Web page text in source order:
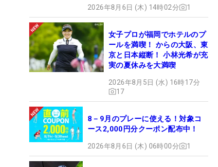
2026年8月6日 (木) 14時02分 1
女子プロが福岡でホテルのプ
ールを満喫！ からの大阪、東
京と日本縦断！ 小林光希が充
実の夏休みを大満喫
2026年8月5日 (水) 16時17分
17
8－9月のプレーに使える！対象コ
ース2,000円分クーポン配布中！
2026年8月6日 (木) 06時00分 1